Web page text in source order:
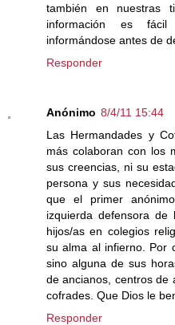
también en nuestras
información es
informándose antes de
Responder
Anónimo 8/4/11 15:44
Las Hermandades y
más colaboran con los
sus creencias, ni su
persona y sus
que el primer
izquierda defensora
hijos/as en colegios
su alma al infierno. Por
sino alguna de sus
de ancianos, centros de
cofrades. Que Dios le
Responder